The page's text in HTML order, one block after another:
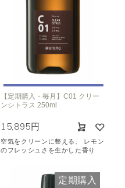
3か月に1度
【定期購入・毎月】C01 クリー
ンシトラス 250ml
15,895円
空気をクリーンに整える、 レモン
のフレッシュさを生かした香り
定期購入